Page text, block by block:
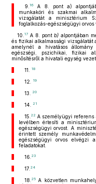
9. 16A 8. pont a)
munkaköri és szakmai
vizsgálatát a minisztérium
foglalkozás-egészségügyi orvos
10. 17 A 8. pont b) alpontjában
és fizikai alkalmassági
amelynél a hivatásos
egészségi, pszichikai, fizikai
minősítésről a hivatali egység
11.
18
12. 19
13. 20
14. 21
15. 22 A személyügyi referens
levélben értesíti a
egészségügyi orvost. A
érintett személy
egészségügyi orvos elvégzi
feladatokat.
16. 23
17. 24
18. 25A közvetlen